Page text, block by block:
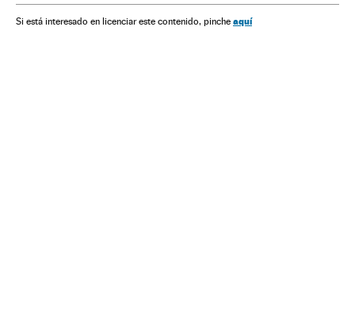
Si está interesado en licenciar este contenido, pinche aquí